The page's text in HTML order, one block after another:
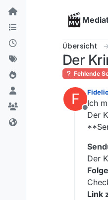
Skip to content
Übersicht
Der
Fehlende
F
Offline
Ich
Der
Der
Link